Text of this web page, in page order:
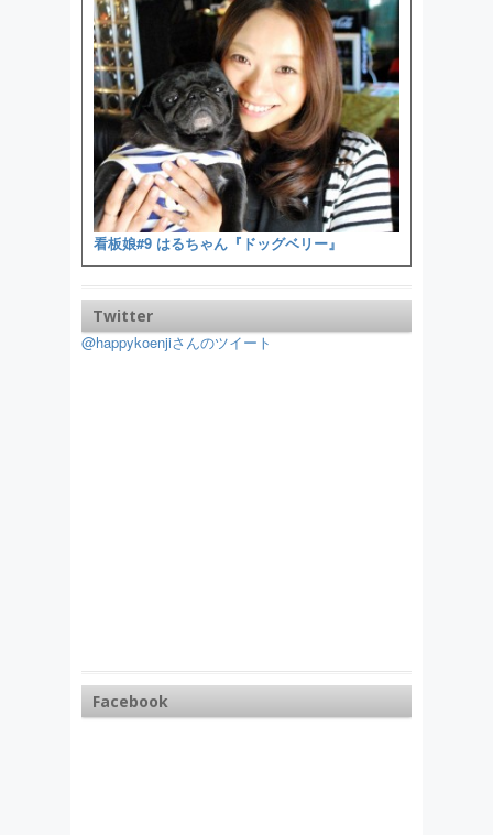
看板娘#9 はるちゃん『ドッグベリー』
Twitter
@happykoenjiさんのツイート
Facebook